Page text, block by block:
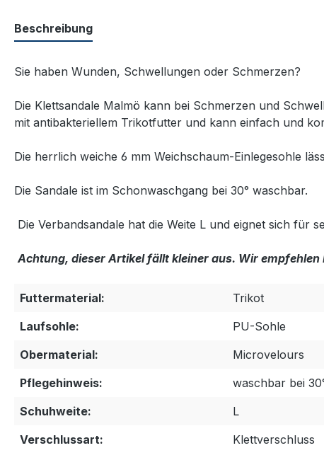
Beschreibung
Sie haben Wunden, Schwellungen oder Schmerzen?
Die Klettsandale Malmö kann bei Schmerzen und
mit antibakteriellem Trikotfutter und kann einfach und
Die herrlich weiche 6 mm Weichschaum-Einlegesohle
Die Sandale ist im Schonwaschgang bei 30° waschbar.
Die Verbandsandale hat die Weite L und eignet sich für
Achtung, dieser Artikel fällt kleiner aus. Wir
Futtermaterial:
Trikot
Laufsohle:
PU-Sohle
Obermaterial:
Microvelours
Pflegehinweis:
waschbar bei
Schuhweite:
L
Verschlussart:
Klettverschluss